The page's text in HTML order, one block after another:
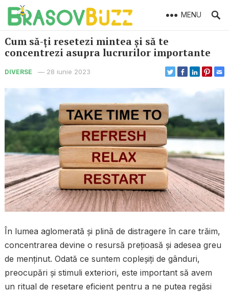
MENU
Cum să-ți resetezi mintea și să te
concentrezi asupra lucrurilor importante
DIVERSE — 28 iunie 2023
În lumea aglomerată și plină de distragere în care trăim,
concentrarea devine o resursă prețioasă și adesea greu
de menținut. Odată ce suntem copleșiți de gânduri,
preocupări și stimuli exteriori, este important să avem
un ritual de resetare eficient pentru a ne putea regăsi